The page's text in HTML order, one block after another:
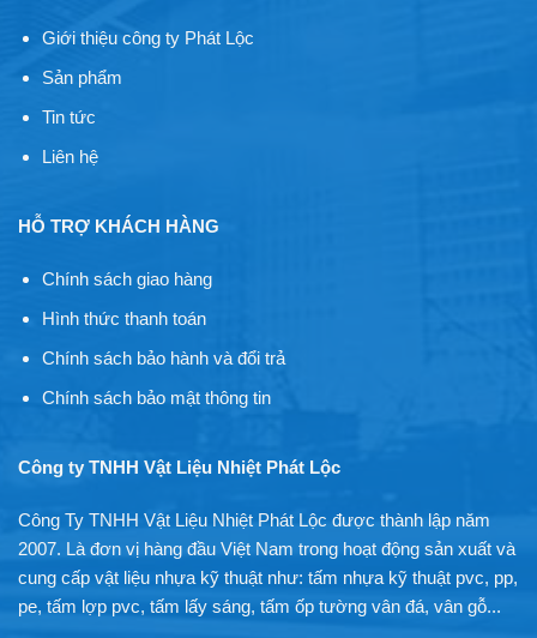
Giới thiệu công ty Phát Lộc
Sản phẩm
Tin tức
Liên hệ
HỖ TRỢ KHÁCH HÀNG
Chính sách giao hàng
Hình thức thanh toán
Chính sách bảo hành và đổi trả
Chính sách bảo mật thông tin
Công ty TNHH Vật Liệu Nhiệt Phát Lộc
Công Ty TNHH Vật Liệu Nhiệt Phát Lộc được thành lập năm
2007. Là đơn vị hàng đầu Việt Nam trong hoạt động sản xuất và
cung cấp vật liệu nhựa kỹ thuật như: tấm nhựa kỹ thuật pvc, pp,
pe, tấm lợp pvc, tấm lấy sáng, tấm ốp tường vân đá, vân gỗ...